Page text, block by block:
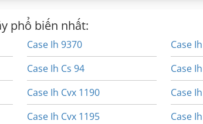
phổ biến nhất:
Case Ih 9370
Case Ih Cs 94
Case Ih Cvx 1190
Case Ih Cvx 1195
Case
Case
Case
Case